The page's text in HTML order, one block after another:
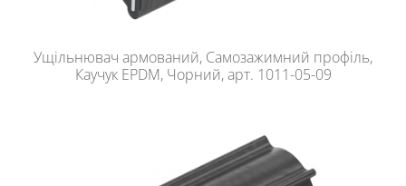
Ущільнювач армований, Самозажимний профіль,
Каучук EPDM, Чорний, арт. 1011-05-09